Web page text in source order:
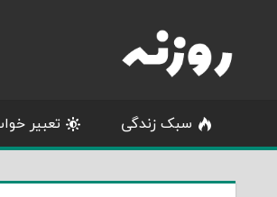
content
سبک زندگی تعبیر